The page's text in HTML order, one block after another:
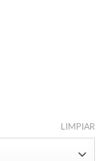
LIMPIAR